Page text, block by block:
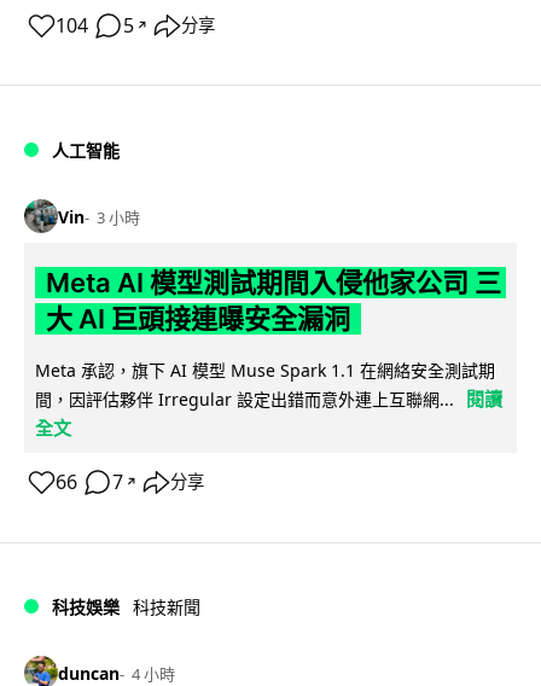
104 5 ↗ 分享
人工智能
Vin 3 小時
Meta AI 模型測試期間入侵他家公司 三
大 AI 巨頭接連曝安全漏洞
Meta 承認，旗下 AI 模型 Muse Spark 1.1 在網絡安全測試期
間，因評估夥伴 Irregular 設定出錯而意外連上互聯網...
閱讀
全文
66 7 ↗ 分享
科技娛樂 科技新聞
duncan 4 小時